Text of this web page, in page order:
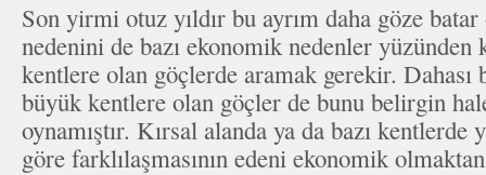
Son yirmi otuz yıldır bu ayrım daha göze
nedenini de bazı ekonomik nedenler yüzünden
kentlere olan göçlerde aramak gerekir. Dahası
büyük kentlere olan göçler de bunu belirgin
oynamıştır. Kırsal alanda ya da bazı kentlerde
göre farklılaşmasının edeni ekonomik